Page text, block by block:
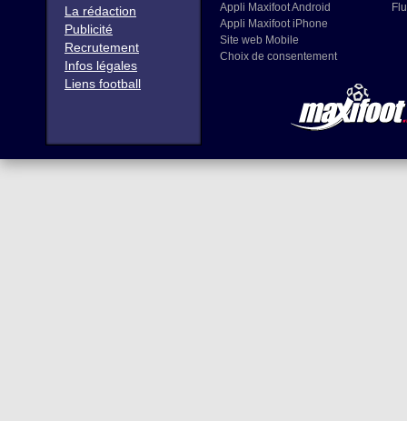
La rédaction
Publicité
Recrutement
Infos légales
Liens football
Appli Maxifoot Android
Appli Maxifoot iPhone
Site web Mobile
Choix de consentement